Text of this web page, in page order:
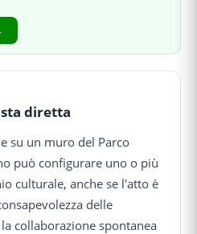
diretta
su un muro del Parco
può configurare uno o più
culturale, anche se l'atto è
delle
collaborazione spontanea